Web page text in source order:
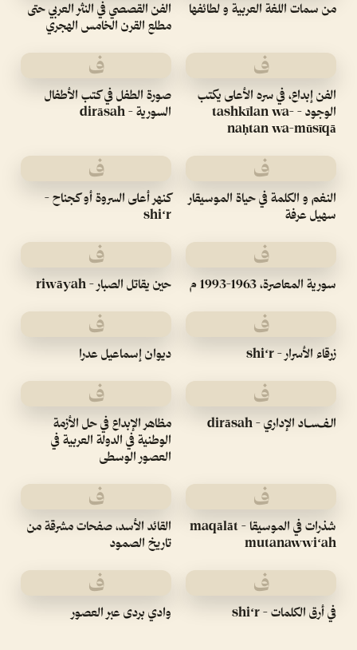
من سمات اللغة العربية و لطائفها
الفن القصصي في النثر العربي حتى
مطلع القرن الخامس الهجري
ف
الفن إبداع، في سره الأعلى يكتب
الوجود - tashkīlan wa-
naḥtan wa-mūsīqā
ف
صورة الطفل في كتب الأطفال
السورية - dirāsah
ف
النغم و الكلمة في حياة الموسيقار
سهيل عرفة
ف
كنهر أعلى السروة أو كجناح -
shiʻr
ف
سورية المعاصرة، 1963-1993 م
ف
حين يقاتل الصبار - riwāyah
ف
زرقاء الأسرار - shiʻr
ف
ديوان إسماعيل عدرا
ف
الـفـسـاد الإداري - dirāsah
ف
مظاهر الإبداع في حل الأزمة
الوطنية في الدولة العربية في
العصور الوسطى
ف
شذرات في الموسيقا - maqālāt
mutanawwiʻah
ف
القائد الأسد، صفحات مشرقة من
تاريخ الصمود
ف
في أرق الكلمات - shiʻr
ف
وادي بردى عبر العصور